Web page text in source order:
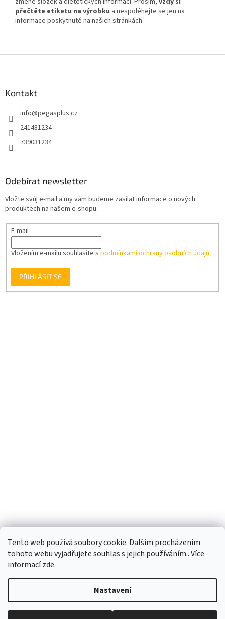
Tento web používá soubory cookie. Dalším procházením
tohoto webu vyjadřujete souhlas s jejich používáním.. Více
informacízde.
Nastavení
přečtěte etiketu na výrobku a nespoléhejte se jen na
informace poskytnuté na našich stránkách
Kontakt
info@pegasplus.cz
241481234
739031234
Odebírat newsletter
Vložte svůj e-mail a my vám budeme zasílat informace o nových
produktech na našem e-shopu.
E-mail
Vložením e-mailu souhlasíte s podmínkami ochrany osobních údajů
PŘIHLÁSIT SE
Copyright 2026PEGASPLUS. Všechna práva vyhrazena.Upravit